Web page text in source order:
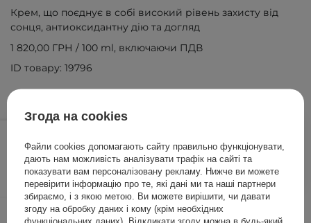
910,00 ГРН
ДОДАТИ ДО КОШИКА
Крем, що поєднує в собі високий рівень захисту від
сонця, антиоксидантну дію та догляд
1 820,00 ГРН / 100 ml, включаючи ПДВ
ID товару: 19796
Інші клієнти також перевіряли
Згода на cookies
Файли cookies допомагають сайту правильно функціонувати,
дають нам можливість аналізувати трафік на сайті та
показувати вам персоналізовану рекламу. Нижче ви можете
перевірити інформацію про те, які дані ми та наші партнери
збираємо, і з якою метою. Ви можете вирішити, чи давати
згоду на обробку даних і кому (крім необхідних
функціональних даних). Відкликати згоду можна в будь-який